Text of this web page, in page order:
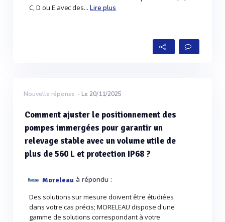
C, D ou E avec des...Lire plus
Nouvelle réponse - Le 20/11/2025
Comment ajuster le positionnement des
pompes immergées pour garantir un
relevage stable avec un volume utile de
plus de 560 L et protection IP68 ?
Moreleau à répondu :
Des solutions sur mesure doivent être étudiées
dans votre cas précis; MORELEAU dispose d'une
gamme de solutions correspondant à votre